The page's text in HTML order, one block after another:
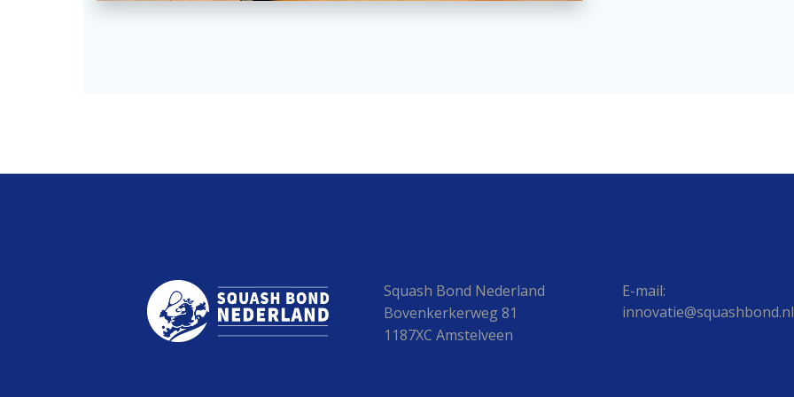
Squash Bond Nederland
Bovenkerkerweg 81
1187XC Amstelveen
E-mail:
innovatie@squashbond.nl